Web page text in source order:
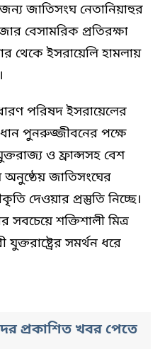
জাতিসংঘ নেতানিয়াহুর
বেসামরিক প্রতিরক্ষা
থেকে ইসরায়েলি হামলায়
পরিষদ ইসরায়েলের
পুনরুজ্জীবনের পক্ষে
ও ফ্রান্সসহ বেশ
অনুষ্ঠেয় জাতিসংঘের
দেওয়ার প্রস্তুতি নিচ্ছে।
শক্তিশালী মিত্র
সমর্থন ধরে
প্রকাশিত খবর পেতে